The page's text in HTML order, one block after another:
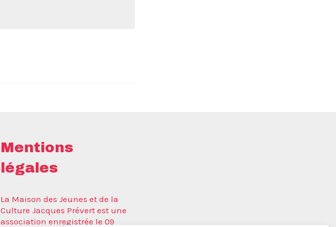
Mentions
légales
La Maison des Jeunes et de la
Culture Jacques Prévert est une
association enregistrée le 09